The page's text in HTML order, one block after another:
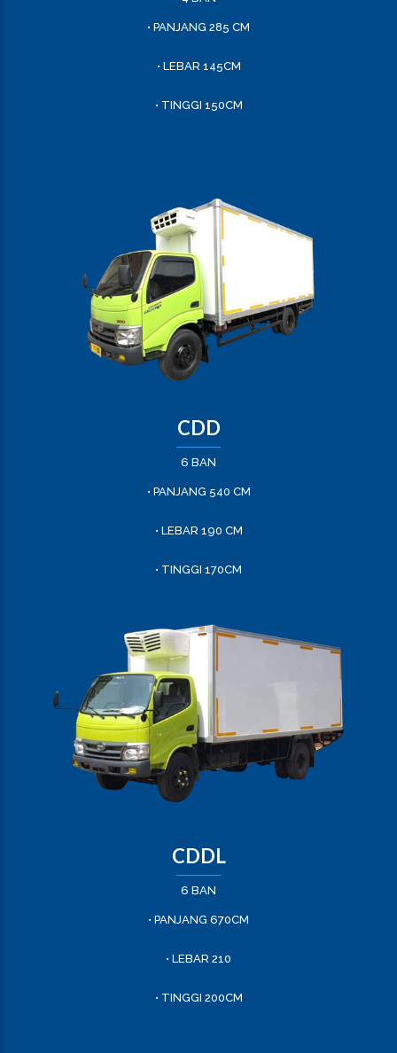
• PANJANG 285 CM
• LEBAR 145CM
• TINGGI 150CM
CDD
6 BAN
• PANJANG 540 CM
• LEBAR 190 CM
• TINGGI 170CM
CDDL
6 BAN
• PANJANG 670CM
• LEBAR 210
• TINGGI 200CM